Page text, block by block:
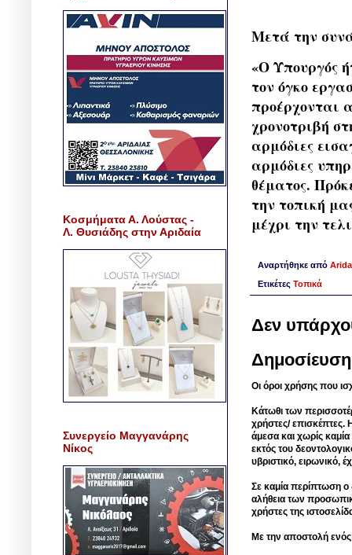
Μετά την
«Ο Υπουργός
τον όγκο
προέρχονται
χρονοτριβή
αρμόδιες
αρμόδιες
θέματος.
την τοπική
μέχρι την
Αναρτήθηκε από
Ετικέτες Τοπικά
Δεν
Οι όροι χρήσης που
Κάτωθι των
χρήστες/ επισκέπτες.
άμεσα και χωρίς
εκτός του
υβριστικό, ειρωνικό,
Σε καμία περίπτωση ο
αλήθεια των
χρήστες της
Με την αποστολή
Κοσμήματα Α. Λούστας -
Λ. Θυσιάδης στην Αριδαία
Συνεργείο Μαγγανάρης
Νίκος